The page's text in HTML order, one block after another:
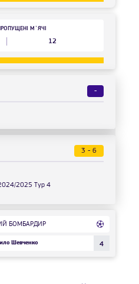
М`ЯЧІ
12
-
3 - 6
2025 Тур 4
БОМБАРДИР
Шевченко 4